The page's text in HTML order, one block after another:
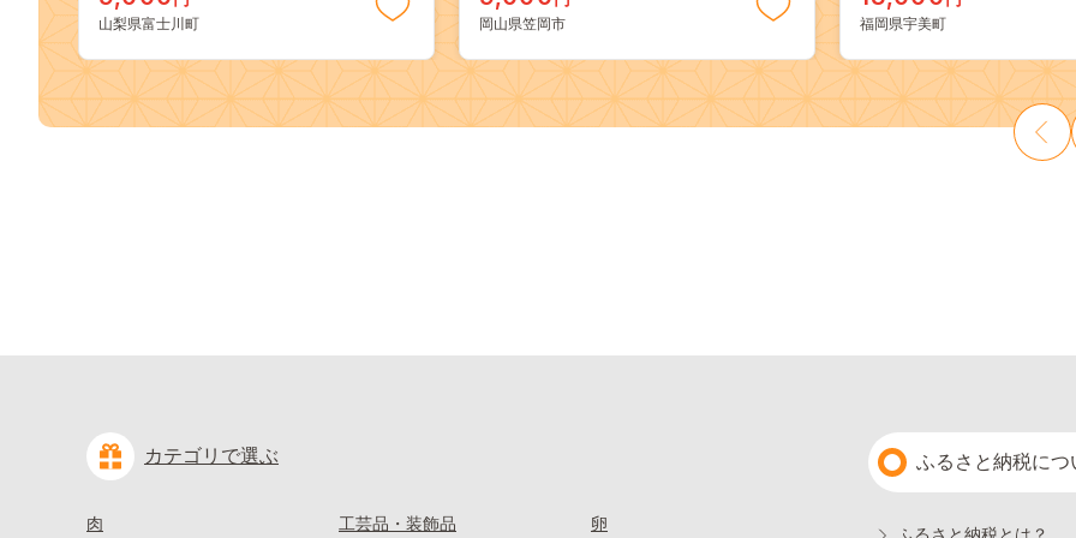
どう ブドウ 葡萄 大粒 種なし 先行予
九千円
山梨県富士川町
送料無料 果物 岡山県 笠岡市 清水白
kasaoka_zsy_419_100---
岡山県笠岡市
き 真空パック 個包装 冷
福岡県宇美町
カテゴリで選ぶ
肉 工芸品・装飾品 卵
ふるさと納税につ